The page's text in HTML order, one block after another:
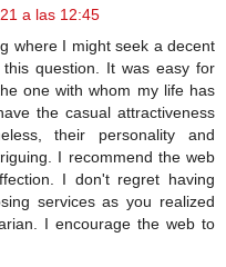
a las 12:45
where I might seek a decent
question. It was easy for
one with whom my life has
the casual attractiveness
their personality and
I recommend the web
I don't regret having
services as you realized
I encourage the web to